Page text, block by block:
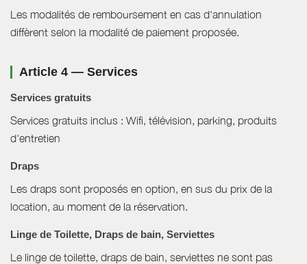
Les modalités de remboursement en cas d'annulation
diffèrent selon la modalité de paiement proposée.
Article 4 — Services
Services gratuits
Services gratuits inclus : Wifi, télévision, parking, produits
d'entretien
Draps
Les draps sont proposés en option, en sus du prix de la
location, au moment de la réservation.
Linge de Toilette, Draps de bain, Serviettes
Le linge de toilette, draps de bain, serviettes ne sont pas